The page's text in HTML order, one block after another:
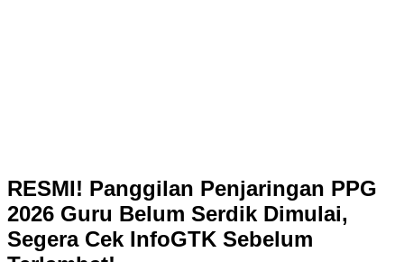
RESMI! Panggilan Penjaringan PPG
2026 Guru Belum Serdik Dimulai,
Segera Cek InfoGTK Sebelum